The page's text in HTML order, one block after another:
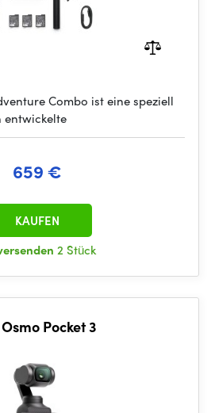
Combo ist eine speziell
entwickelte
659 €
2 Stück
KAUFEN
Pocket 3